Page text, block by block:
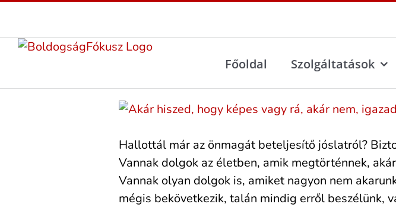
Főoldal Szolgáltatások
Nézd
a
képet
nagyobb
méretben
Hallottál már az önmagát beteljesítő jóslatról?
Vannak dolgok az életben, amik megtörténnek,
Vannak olyan dolgok is, amiket nagyon nem
mégis bekövetkezik, talán mindig erről beszélünk,